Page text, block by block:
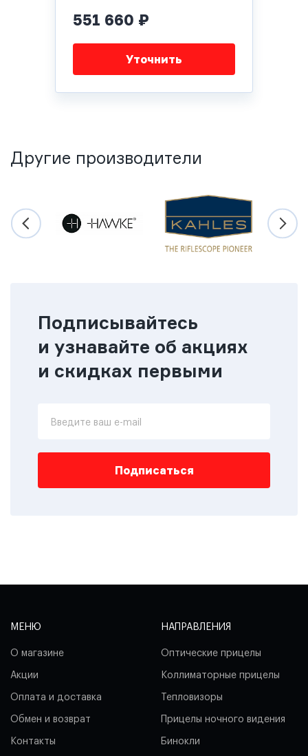
551 660 ₽
Уточнить
Другие производители
Подписывайтесь
и узнавайте об акциях
и скидках первыми
Введите ваш e-mail
Подписаться
МЕНЮ
О магазине
Акции
Оплата и доставка
Обмен и возврат
Контакты
НАПРАВЛЕНИЯ
Оптические прицелы
Коллиматорные прицелы
Тепловизоры
Прицелы ночного видения
Бинокли